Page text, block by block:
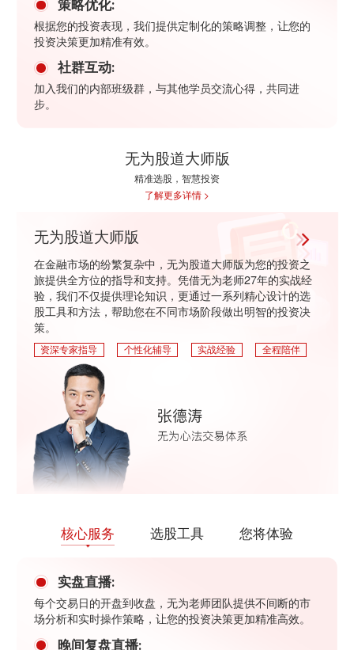
策略优化:
根据您的投资表现，我们提供定制化的策略调整，让您的
投资决策更加精准有效。
社群互动:
加入我们的内部班级群，与其他学员交流心得，共同进
步。
无为股道大师版
精准选股，智慧投资
了解更多详情 >
无为股道大师版
在金融市场的纷繁复杂中，无为股道大师版为您的投资之
旅提供全方位的指导和支持。凭借无为老师27年的实战经
验，我们不仅提供理论知识，更通过一系列精心设计的选
股工具和方法，帮助您在不同市场阶段做出明智的投资决
策。
资深专家指导 个性化辅导 实战经验 全程陪伴
核心服务 选股工具 您将体验
实盘直播:
每个交易日的开盘到收盘，无为老师团队提供不间断的市
场分析和实时操作策略，让您的投资决策更加精准高效。
晚间复盘直播: